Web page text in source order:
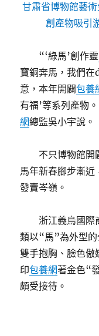
甘肅省博物館藝
創產物吸引
“‘綠馬’創作靈
寶銅奔馬，我們
意，本年開闢包養
有福’等系列產物
網總監吳小宇說。
不只博物館開
馬年新春腳步漸
發賣岑嶺。
浙江義烏國際
類以“馬”為外型
雙手抱胸、臉色傲
印包養網著金色“
頗受接待。